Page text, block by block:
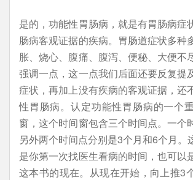
是的，功能性胃肠病，就是有胃肠病症
肠病客观证据的疾病。胃肠道症状多种
胀、烧心、腹痛、腹泻、便秘、大便不
强调一点，这一点我们后面还要反复提
症状，再加上没有疾病的客观证据，还
性胃肠病。认定功能性胃肠病的一个
窗，这个时间窗包含三个时间点。一个
另外两个时间点分别是3个月和6个月。
是你第一次找医生看病的时间，也可以
这本书的现在。从现在开始，向上推3